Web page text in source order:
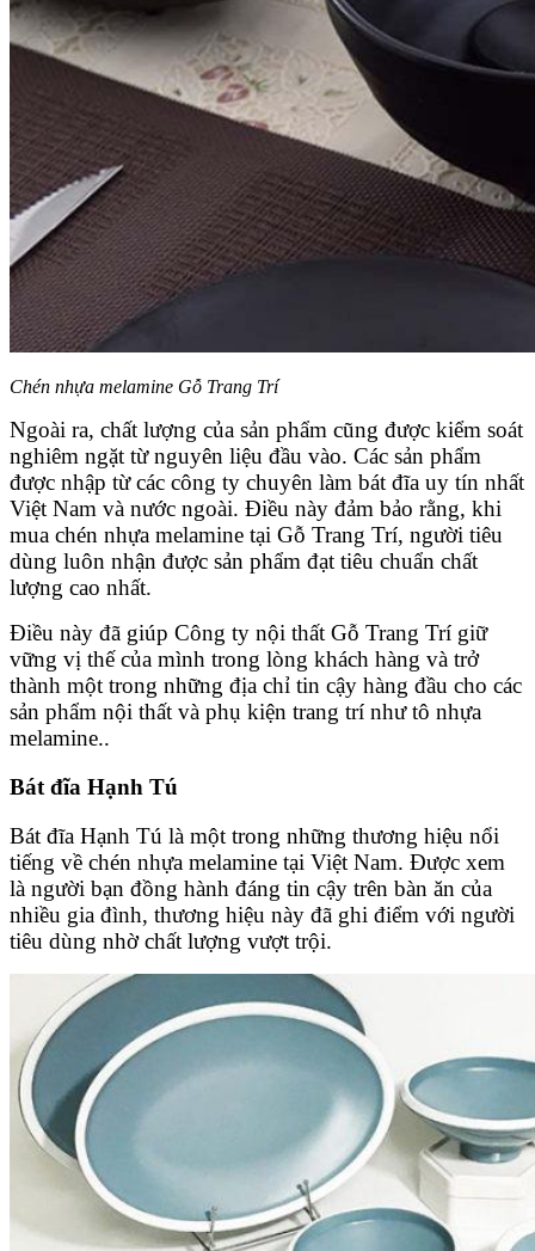
Chén nhựa melamine Gỗ Trang Trí
Ngoài ra, chất lượng của sản phẩm cũng được kiểm soát
nghiêm ngặt từ nguyên liệu đầu vào. Các sản phẩm
được nhập từ các công ty chuyên làm bát đĩa uy tín nhất
Việt Nam và nước ngoài. Điều này đảm bảo rằng, khi
mua chén nhựa melamine tại Gỗ Trang Trí, người tiêu
dùng luôn nhận được sản phẩm đạt tiêu chuẩn chất
lượng cao nhất.
Điều này đã giúp Công ty nội thất Gỗ Trang Trí giữ
vững vị thế của mình trong lòng khách hàng và trở
thành một trong những địa chỉ tin cậy hàng đầu cho các
sản phẩm nội thất và phụ kiện trang trí như tô nhựa
melamine..
Bát đĩa Hạnh Tú
Bát đĩa Hạnh Tú là một trong những thương hiệu nổi
tiếng về chén nhựa melamine tại Việt Nam. Được xem
là người bạn đồng hành đáng tin cậy trên bàn ăn của
nhiều gia đình, thương hiệu này đã ghi điểm với người
tiêu dùng nhờ chất lượng vượt trội.